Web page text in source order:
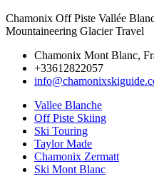
Chamonix Off Piste Vallée
Mountaineering Glacier Travel
Chamonix Mont Blanc,
+33612822057
Vallee Blanche
Off Piste Skiing
Ski Touring
Taylor Made
Chamonix Zermatt
Ski Mont Blanc